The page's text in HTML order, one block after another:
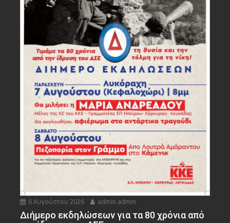
6 Αυγούστου 2026 admin admin
Διήμερο εκδηλώσεων για τα 80 χρόνια από